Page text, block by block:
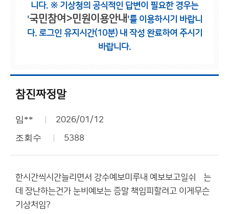
니다. ※ 기상청의 공식적인 답변이 필요한 경우는
'국민참여>민원이용안내 '를 이용하시기 바랍니
다. 로그인 유지시간(10분) 내 작성 완료하여 주시기
바랍니다.
참진짜정말
임** 2026/01/12
조회수 5388
한시간씩시간늘리면서 강수예보미루내 예보보고일쉬엤는
데 장난하는건가 눈비예보는 증말 책임피할려고 이게무슨
기상처임?